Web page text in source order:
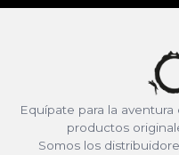
Equípate para la
productos
Somos los